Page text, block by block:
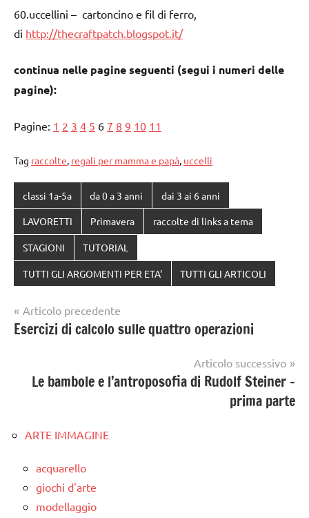
60.uccellini – cartoncino e fil di ferro,
di http://thecraftpatch.blogspot.it/
continua nelle pagine seguenti (segui i numeri delle
pagine):
Pagine: 1 2 3 4 5 6 7 8 9 10 11
Tag raccolte, regali per mamma e papà, uccelli
classi 1a-5a da 0 a 3 anni dai 3 ai 6 anni
LAVORETTI Primavera raccolte di links a tema
STAGIONI TUTORIAL
TUTTI GLI ARGOMENTI PER ETA' TUTTI GLI ARTICOLI
Navigazione
articoli
Articolo precedente
Esercizi di calcolo sulle quattro operazioni
Articolo successivo
Le bambole e l’antroposofia di Rudolf Steiner –
prima parte
ARTE IMMAGINE
acquarello
giochi d'arte
modellaggio